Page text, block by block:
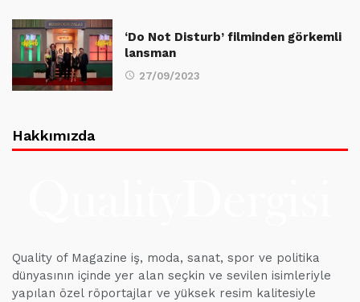
‘Do Not Disturb’ filminden görkemli
lansman
27/09/2023
Hakkımızda
Quality of Magazine iş, moda, sanat, spor ve politika
dünyasının içinde yer alan seçkin ve sevilen isimleriyle
yapılan özel röportajlar ve yüksek resim kalitesiyle